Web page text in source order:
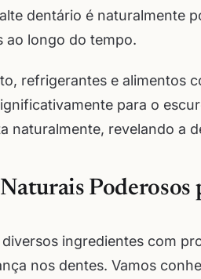
dentário é naturalmente
ao longo do tempo.
refrigerantes e alimentos
para o
naturalmente, revelando a
Poderosos
ingredientes com
nos dentes. Vamos